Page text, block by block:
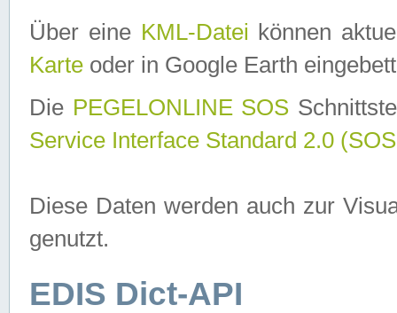
Über eine KML-Datei können
Karte oder in Google Earth
Die PEGELONLINE SOS
Service Interface Standard 2.0
Diese Daten werden auch zur
genutzt.
EDIS Dict-API